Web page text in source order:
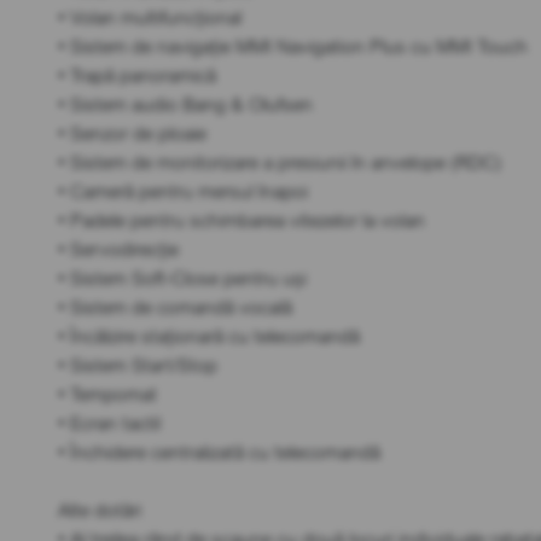
• Volan multifuncțional
• Sistem de navigație MMI Navigation Plus cu MMI Touch
• Trapă panoramică
• Sistem audio Bang & Olufsen
• Senzor de ploaie
• Sistem de monitorizare a presiunii în anvelope (RDC)
• Cameră pentru mersul înapoi
• Padele pentru schimbarea vitezelor la volan
• Servodirecție
• Sistem Soft-Close pentru uși
• Sistem de comandă vocală
• Încălzire staționară cu telecomandă
• Sistem Start/Stop
• Tempomat
• Ecran tactil
• Închidere centralizată cu telecomandă
Alte dotări